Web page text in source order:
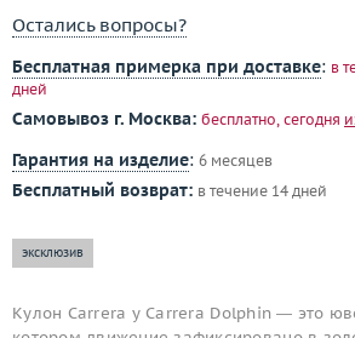
Остались вопросы?
Бесплатная примерка при доставке: в
дней
Самовывоз г. Москва: бесплатно, сегодня
Гарантия на изделие: 6 месяцев
Бесплатный возврат: в течение 14 дней
эксклюзив
Кулон Carrera y Carrera Dolphin — это